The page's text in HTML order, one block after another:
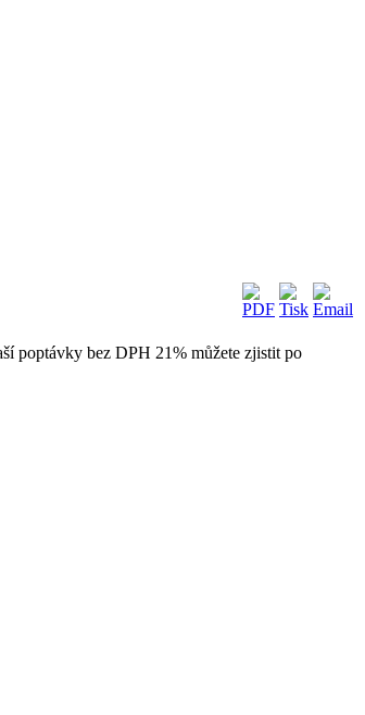
poptávky bez DPH 21% můžete zjistit po